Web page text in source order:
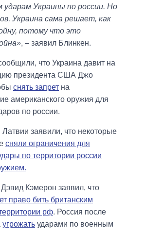
ударам Украины по россии. Но
Украина сама решает, как
потому что это
, – заявил Блинкен.
что Украина давит на
президента США Джо
снять запрет на
американского оружия для
по россии.
заявили, что некоторые
сняли ограничения для
по территории россии
Дэвид Кэмерон заявил, что
право бить британским
рф. Россия после
угрожать ударами по военным